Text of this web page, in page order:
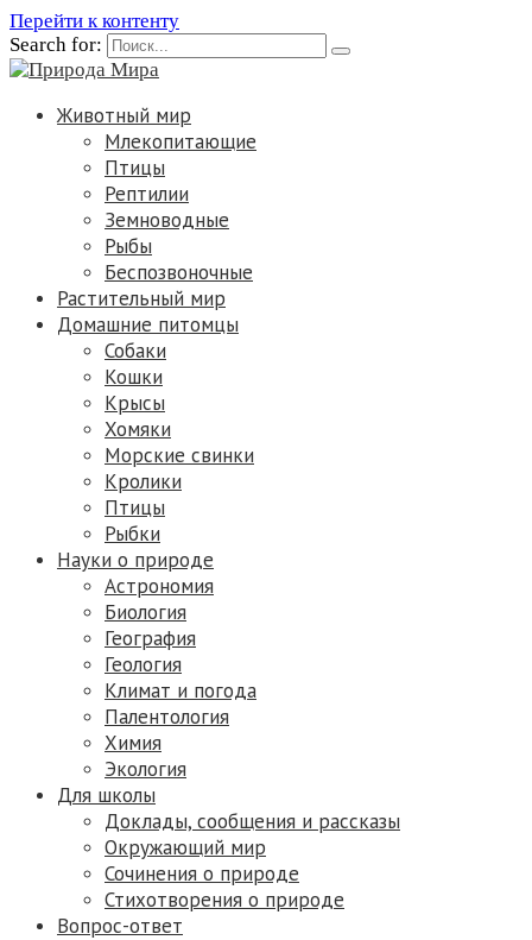
Перейти к контенту
Search for:
Животный мир
Млекопитающие
Птицы
Рептилии
Земноводные
Рыбы
Беспозвоночные
Растительный мир
Домашние питомцы
Собаки
Кошки
Крысы
Хомяки
Морские свинки
Кролики
Птицы
Рыбки
Науки о природе
Астрономия
Биология
География
Геология
Климат и погода
Палентология
Химия
Экология
Для школы
Доклады, сообщения и рассказы
Окружающий мир
Сочинения о природе
Стихотворения о природе
Вопрос-ответ